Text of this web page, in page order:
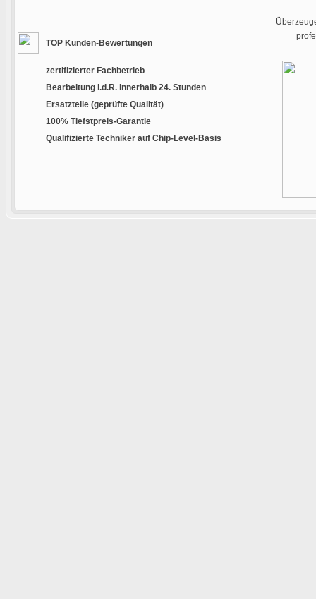
TOP Kunden-Bewertungen
zertifizierter Fachbetrieb
Bearbeitung i.d.R. innerhalb 24. Stunden
Ersatzteile (geprüfte Qualität)
100% Tiefstpreis-Garantie
Qualifizierte Techniker auf Chip-Level-Basis